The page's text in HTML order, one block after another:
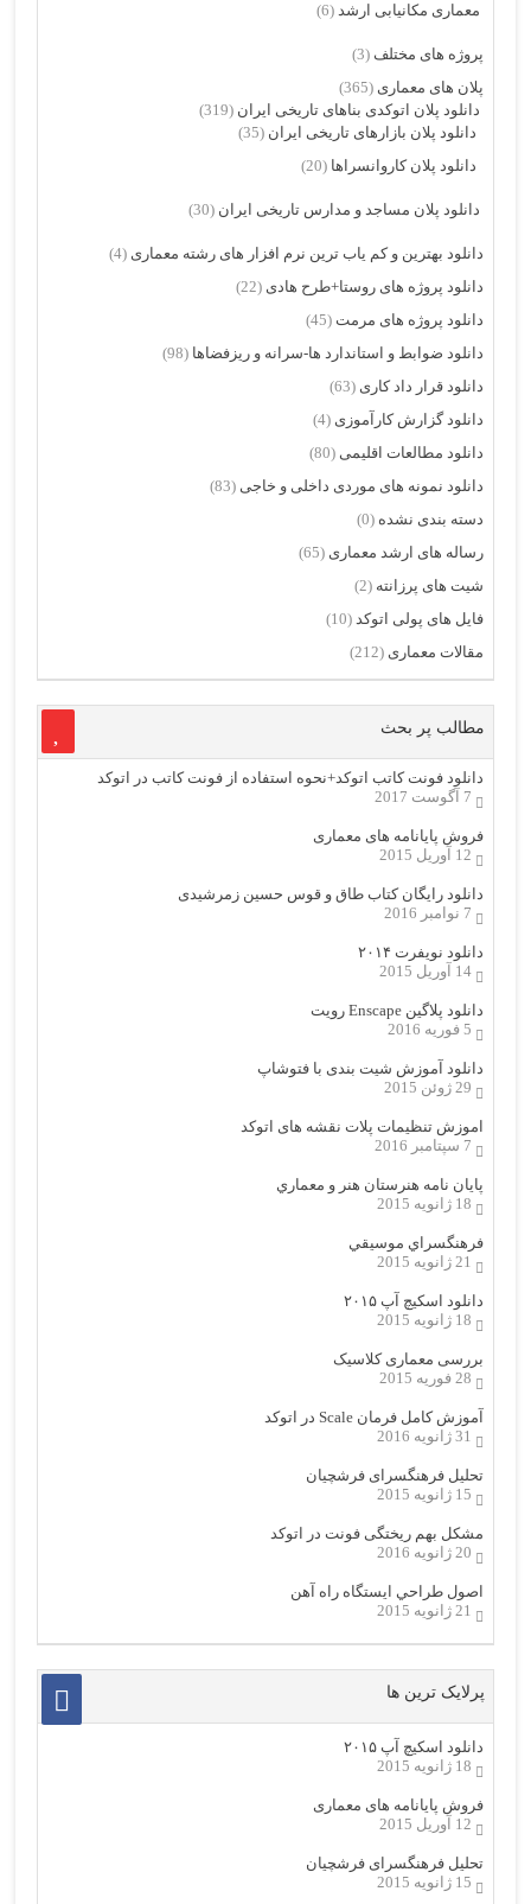
معماری مکانیابی ارشد (6)
پروژه های مختلف (3)
پلان های معماری (365)
دانلود پلان اتوکدی بناهای تاریخی ایران (319)
دانلود پلان بازارهای تاریخی ایران (35)
دانلود پلان کاروانسراها (20)
دانلود پلان مساجد و مدارس تاریخی ایران (30)
دانلود بهترین و کم یاب ترین نرم افزار های رشته معماری (4)
دانلود پروژه های روستا+طرح هادی (22)
دانلود پروژه های مرمت (45)
دانلود ضوابط و استاندارد ها-سرانه و ریزفضاها (98)
دانلود قرار داد کاری (63)
دانلود گزارش کارآموزی (4)
دانلود مطالعات اقلیمی (80)
دانلود نمونه های موردی داخلی و خاجی (83)
دسته بندی نشده (0)
رساله های ارشد معماری (65)
شیت های پرزانته (2)
فایل های پولی اتوکد (10)
مقالات معماری (212)
مطالب پر بحث
دانلود فونت کاتب اتوکد+نحوه استفاده از فونت کاتب در اتوکد
7 آگوست 2017
فروش پایانامه های معماری
12 آوریل 2015
دانلود رایگان کتاب طاق و قوس حسین زمرشیدی
7 نوامبر 2016
دانلود نویفرت ۲۰۱۴
14 آوریل 2015
دانلود پلاگین Enscape رویت
5 فوریه 2016
دانلود آموزش شیت بندی با فتوشاپ
29 ژوئن 2015
اموزش تنظیمات پلات نقشه های اتوکد
7 سپتامبر 2016
پایان نامه هنرستان هنر و معماري
18 ژانویه 2015
فرهنگسراي موسيقي
21 ژانویه 2015
دانلود اسکیچ آپ ۲۰۱۵
18 ژانویه 2015
بررسی معماری کلاسیک
28 فوریه 2015
آموزش کامل فرمان Scale در اتوکد
31 ژانویه 2016
تحلیل فرهنگسرای فرشچیان
15 ژانویه 2015
مشکل بهم ریختگی فونت در اتوکد
20 ژانویه 2016
اصول طراحي ایستگاه راه آهن
21 ژانویه 2015
پرلایک ترین ها
دانلود اسکیچ آپ ۲۰۱۵
18 ژانویه 2015
فروش پایانامه های معماری
12 آوریل 2015
تحلیل فرهنگسرای فرشچیان
15 ژانویه 2015